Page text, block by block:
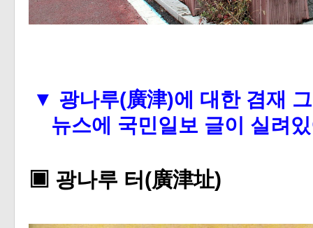
▼ 광나루(廣津)에 대한 겸재
뉴스에 국민일보 글이 실려
▣ 광나루 터(廣津址)